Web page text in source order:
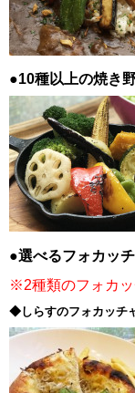
●10種以上の焼
●選べるフォカッ
※2種類のフォカッ
◆しらすのフォカッチ